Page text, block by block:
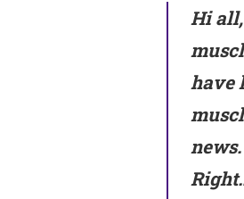
Hi
have
news.